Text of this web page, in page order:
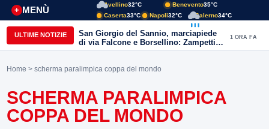
MENÙ
+
Avellino32°C Benevento35°C
Caserta33°C Napoli32°C Salerno34°C
ULTIME NOTIZIE
San Giorgio del Sannio, marciapiede
di via Falcone e Borsellino: Zampetti e
Lombardi replicano alle polemiche
1 ORA FA
Home > scherma paralimpica coppa del mondo
SCHERMA PARALIMPICA
COPPA DEL MONDO